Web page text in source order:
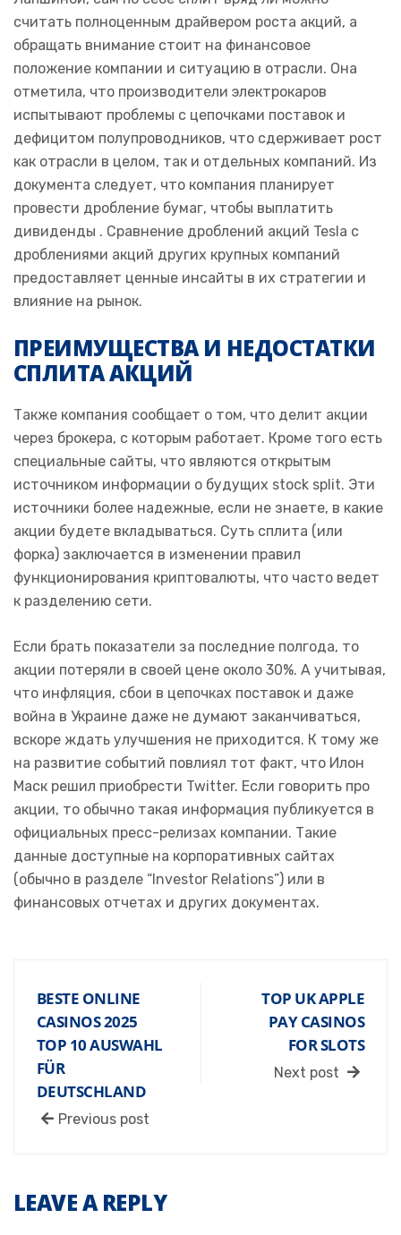
считать полноценным драйвером роста акций, а
обращать внимание стоит на финансовое
положение компании и ситуацию в отрасли. Она
отметила, что производители электрокаров
испытывают проблемы с цепочками поставок и
дефицитом полупроводников, что сдерживает рост
как отрасли в целом, так и отдельных компаний. Из
документа следует, что компания планирует
провести дробление бумаг, чтобы выплатить
дивиденды . Сравнение дроблений акций Tesla с
дроблениями акций других крупных компаний
предоставляет ценные инсайты в их стратегии и
влияние на рынок.
ПРЕИМУЩЕСТВА И НЕДОСТАТКИ
СПЛИТА АКЦИЙ
Также компания сообщает о том, что делит акции
через брокера, с которым работает. Кроме того есть
специальные сайты, что являются открытым
источником информации о будущих stock split. Эти
источники более надежные, если не знаете, в какие
акции будете вкладываться. Суть сплита (или
форка) заключается в изменении правил
функционирования криптовалюты, что часто ведет
к разделению сети.
Если брать показатели за последние полгода, то
акции потеряли в своей цене около 30%. А учитывая,
что инфляция, сбои в цепочках поставок и даже
война в Украине даже не думают заканчиваться,
вскоре ждать улучшения не приходится. К тому же
на развитие событий повлиял тот факт, что Илон
Маск решил приобрести Twitter. Если говорить про
акции, то обычно такая информация публикуется в
официальных пресс-релизах компании. Такие
данные доступные на корпоративных сайтах
(обычно в разделе “Investor Relations”) или в
финансовых отчетах и других документах.
BESTE ONLINE
CASINOS 2025
TOP 10 AUSWAHL
FÜR
DEUTSCHLAND
Previous post
TOP UK APPLE
PAY CASINOS
FOR SLOTS
Next post
LEAVE A REPLY